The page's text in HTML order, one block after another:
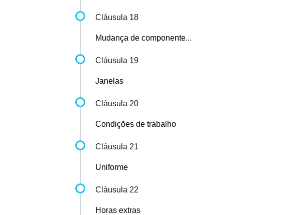
Cláusula 18
Mudança de componente...
Cláusula 19
Janelas
Cláusula 20
Condições de trabalho
Cláusula 21
Uniforme
Cláusula 22
Horas extras